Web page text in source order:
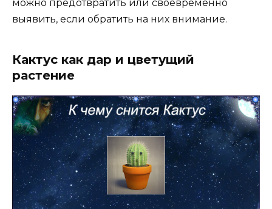
можно предотвратить или своевременно
выявить, если обратить на них внимание.
Кактус как дар и цветущий
растение